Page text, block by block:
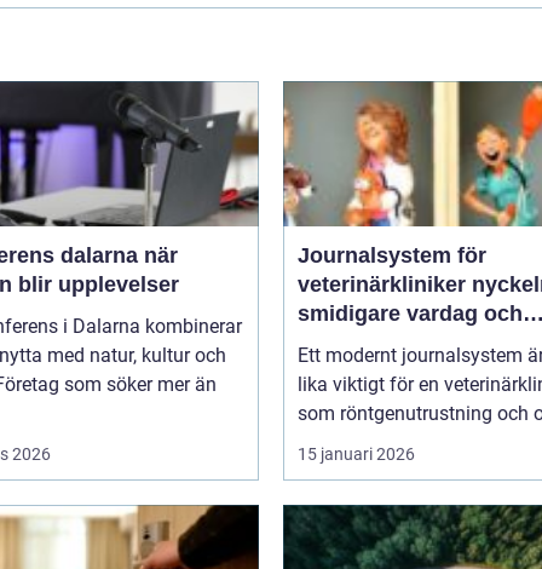
dalarna när
blir upplevelser
i Dalarna kombinerar
med natur, kultur och
som söker mer än
2026
Journalsystem för
veterinärkliniker nyckeln till
smidigare vardag och
säkrare vård
Ett modernt journalsystem
lika viktigt för en
som röntgenutrustning och
15 januari 2026